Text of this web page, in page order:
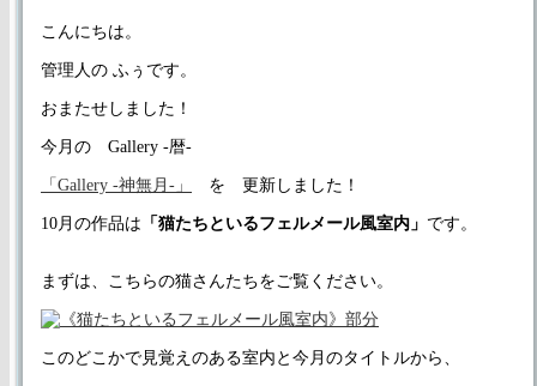
こんにちは。
管理人の ふぅです。
おまたせしました！
今月の Gallery -暦-
「Gallery -神無月-」 を 更新しました！
10月の作品は 「猫たちといるフェルメール風室内」 です。
まずは、こちらの猫さんたちをご覧ください。
このどこかで見覚えのある室内と今月のタイトルから、